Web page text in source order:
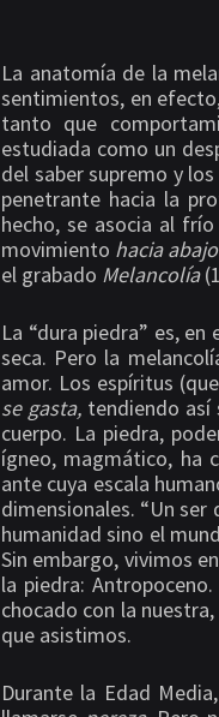
La anatomía de la
sentimientos, en
tanto que
estudiada como un
del saber supremo y
penetrante hacia la
hecho, se asocia al
movimiento hacia abajo
el grabado Melancolía
La “dura piedra” es,
seca. Pero la
amor. Los espíritus
se gasta, tendiendo así
cuerpo. La piedra,
ígneo, magmático, ha
ante cuya escala
dimensionales. “Un
humanidad sino el
Sin embargo, vivimos
la piedra:
chocado con la
que asistimos.
Durante la Edad